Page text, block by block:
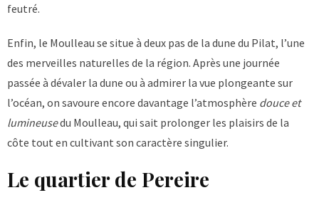
feutré.
Enfin, le Moulleau se situe à deux pas de la dune du Pilat, l’une
des merveilles naturelles de la région. Après une journée
passée à dévaler la dune ou à admirer la vue plongeante sur
l’océan, on savoure encore davantage l’atmosphère douce et
lumineusedu Moulleau, qui sait prolonger les plaisirs de la
côte tout en cultivant son caractère singulier.
Le quartier de Pereire